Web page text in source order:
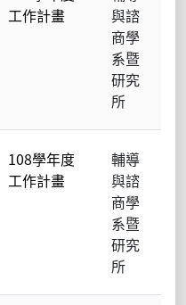
工作計畫
與諮
商學
系暨
研究
所
108學年度
工作計畫
輔導
與諮
商學
系暨
研究
所